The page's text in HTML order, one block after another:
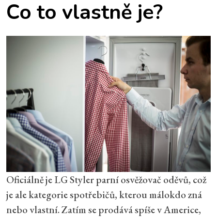
Co to vlastně je?
Oficiálně je LG Styler parní osvěžovač oděvů, což
je ale kategorie spotřebičů, kterou málokdo zná
nebo vlastní. Zatím se prodává spíše v Americe,